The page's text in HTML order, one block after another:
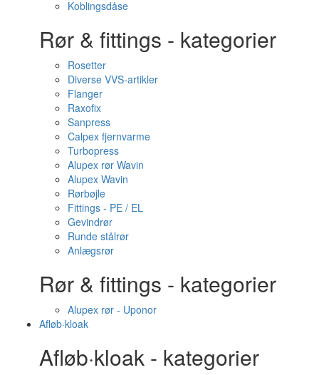
Koblingsdåse
Rør & fittings - kategorier
Rosetter
Diverse VVS-artikler
Flanger
Raxofix
Sanpress
Calpex fjernvarme
Turbopress
Alupex rør Wavin
Alupex Wavin
Rørbøjle
Fittings - PE / EL
Gevindrør
Runde stålrør
Anlægsrør
Rør & fittings - kategorier
Alupex rør - Uponor
Afløb·kloak
Afløb·kloak - kategorier